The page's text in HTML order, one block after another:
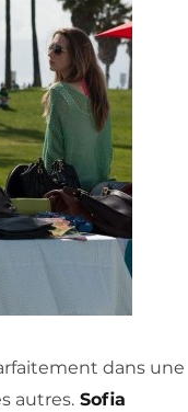
dans une
autres. Sofia